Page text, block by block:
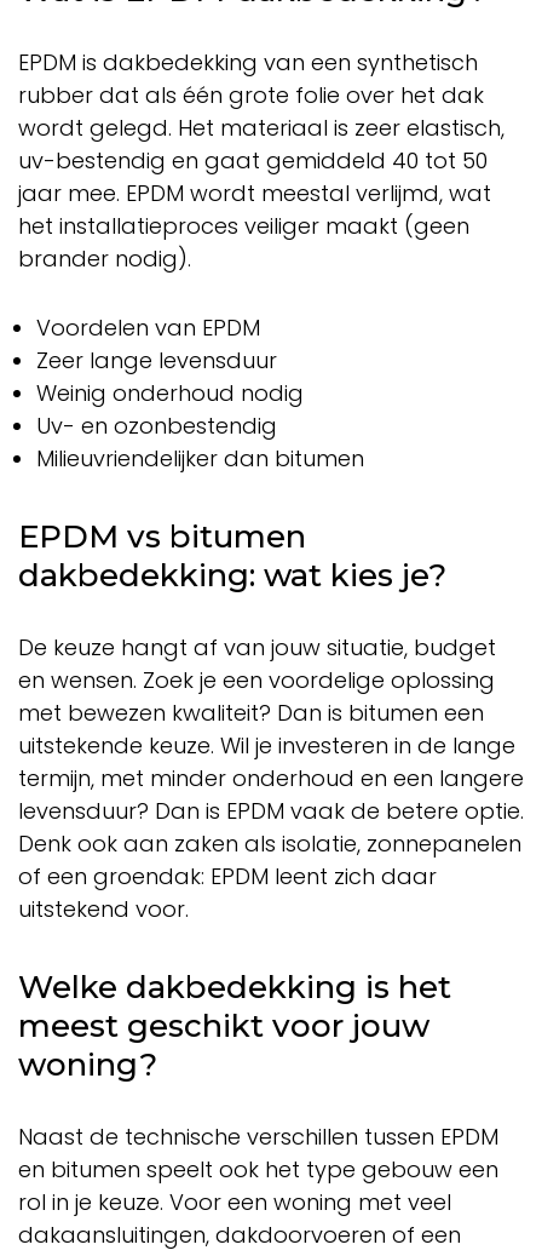
EPDM is dakbedekking van een synthetisch
rubber dat als één grote folie over het dak
wordt gelegd. Het materiaal is zeer elastisch,
uv-bestendig en gaat gemiddeld 40 tot 50
jaar mee. EPDM wordt meestal verlijmd, wat
het installatieproces veiliger maakt (geen
brander nodig).
Voordelen van EPDM
Zeer lange levensduur
Weinig onderhoud nodig
Uv- en ozonbestendig
Milieuvriendelijker dan bitumen
EPDM vs bitumen
dakbedekking: wat kies je?
De keuze hangt af van jouw situatie, budget
en wensen. Zoek je een voordelige oplossing
met bewezen kwaliteit? Dan is bitumen een
uitstekende keuze. Wil je investeren in de lange
termijn, met minder onderhoud en een langere
levensduur? Dan is EPDM vaak de betere optie.
Denk ook aan zaken als isolatie, zonnepanelen
of een groendak: EPDM leent zich daar
uitstekend voor.
Welke dakbedekking is het
meest geschikt voor jouw
woning?
Naast de technische verschillen tussen EPDM
en bitumen speelt ook het type gebouw een
rol in je keuze. Voor een woning met veel
dakaansluitingen, dakdoorvoeren of een